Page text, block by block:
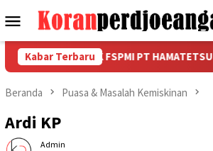
ke
Menu
Mobile
Kabar Terbaru
VI PUK SPAMK FSPMI PT
Beranda Puasa & Masalah Kemiskinan
Ardi KP
Admin